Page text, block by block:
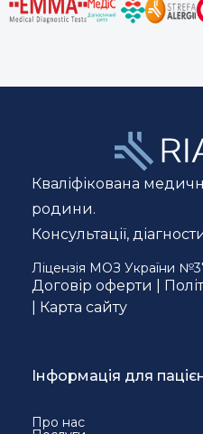
Кваліфікована
родини.
Консультації,
Ліцензія МОЗ України
Договір оферти
Карта сайту
Інформація для
Про нас